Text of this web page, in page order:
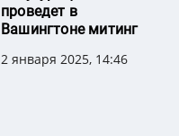
проведет в
Вашингтоне митинг
2 января 2025, 14:46